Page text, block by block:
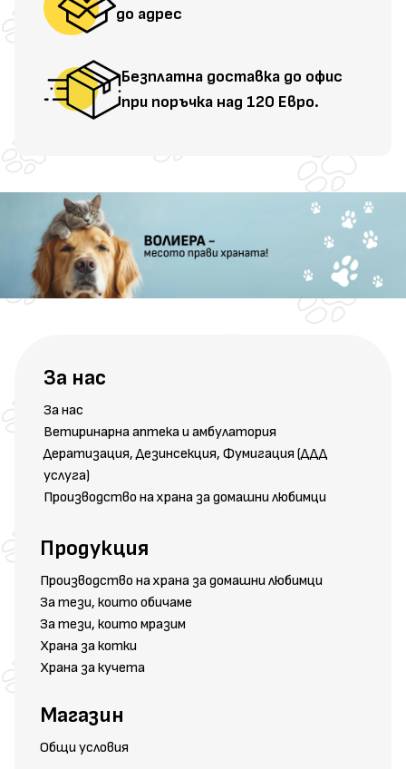
до адрес
Безплатна доставка до офис
при поръчка над 120 Евро.
За нас
За нас
Ветиринарна аптека и амбулатория
Дератизация, Дезинсекция, Фумигация (ДДД
услуга)
Производство на храна за домашни любимци
Продукция
Производство на храна за домашни любимци
За тези, които обичаме
За тези, които мразим
Храна за котки
Храна за кучета
Магазин
Общи условия